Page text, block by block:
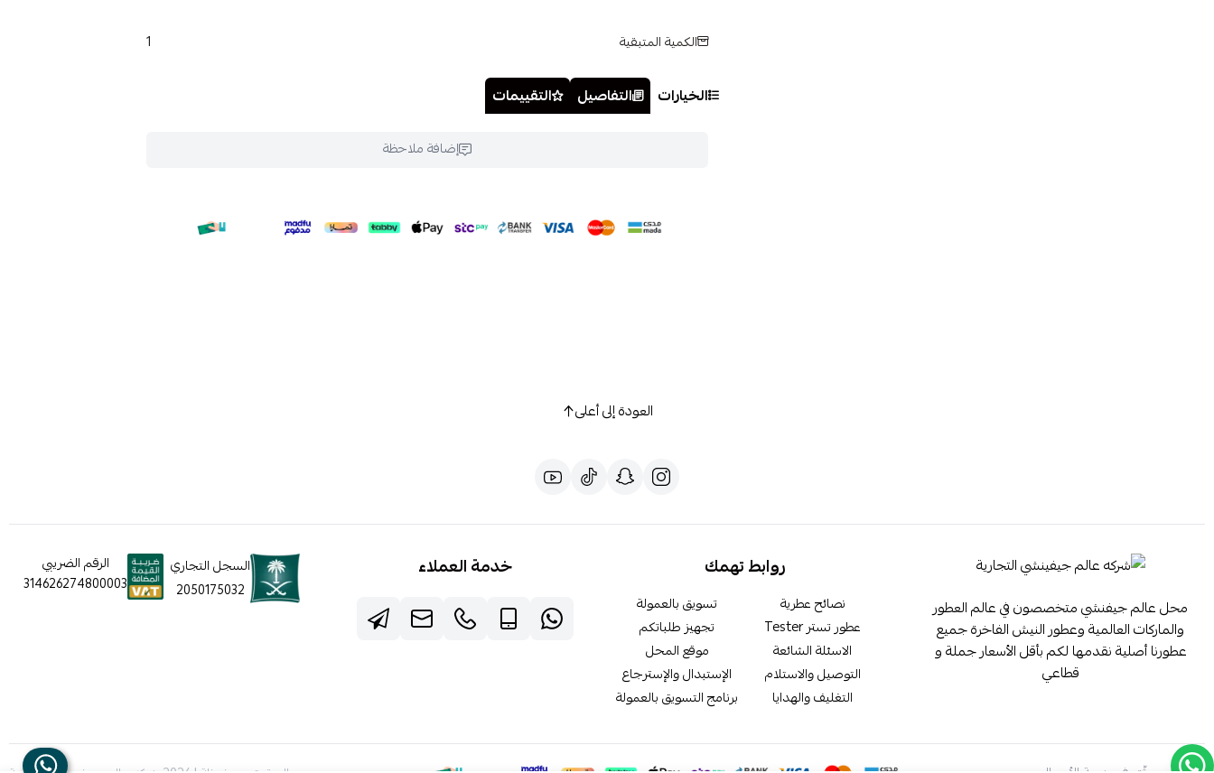
الكمية المتبقية 1
الخيارات التفاصيل التقييمات
إضافة ملاحظة
العودة إلى أعلى
محل عالم جيفنشي متخصصون في عالم العطور
والماركات العالمية وعطور النيش الفاخرة جميع
عطورنا أصلية نقدمها لكم بأقل الأسعار جملة و
قطاعي
روابط تهمك
نصائح عطرية
عطور تستر Tester
الاسئلة الشائعة
التوصيل والاستلام
التغليف والهدايا
تسويق بالعمولة
تجهيز طلباتكم
موقع المحل
الإستبدال والإسترجاع
برنامج التسويق بالعمولة
خدمة العملاء
السجل التجاري
2050175032
الرقم الضريبي
314626274800003